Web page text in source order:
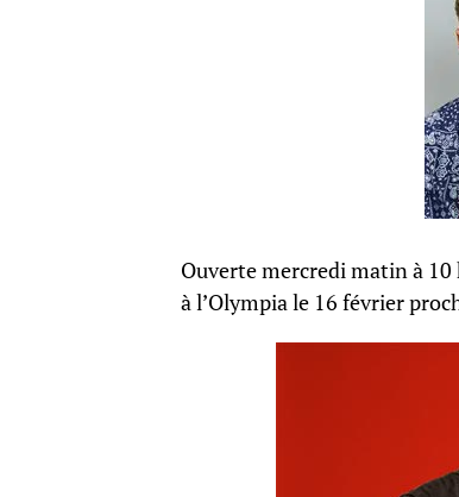
Ouverte mercredi matin à
à l’Olympia le 16 février